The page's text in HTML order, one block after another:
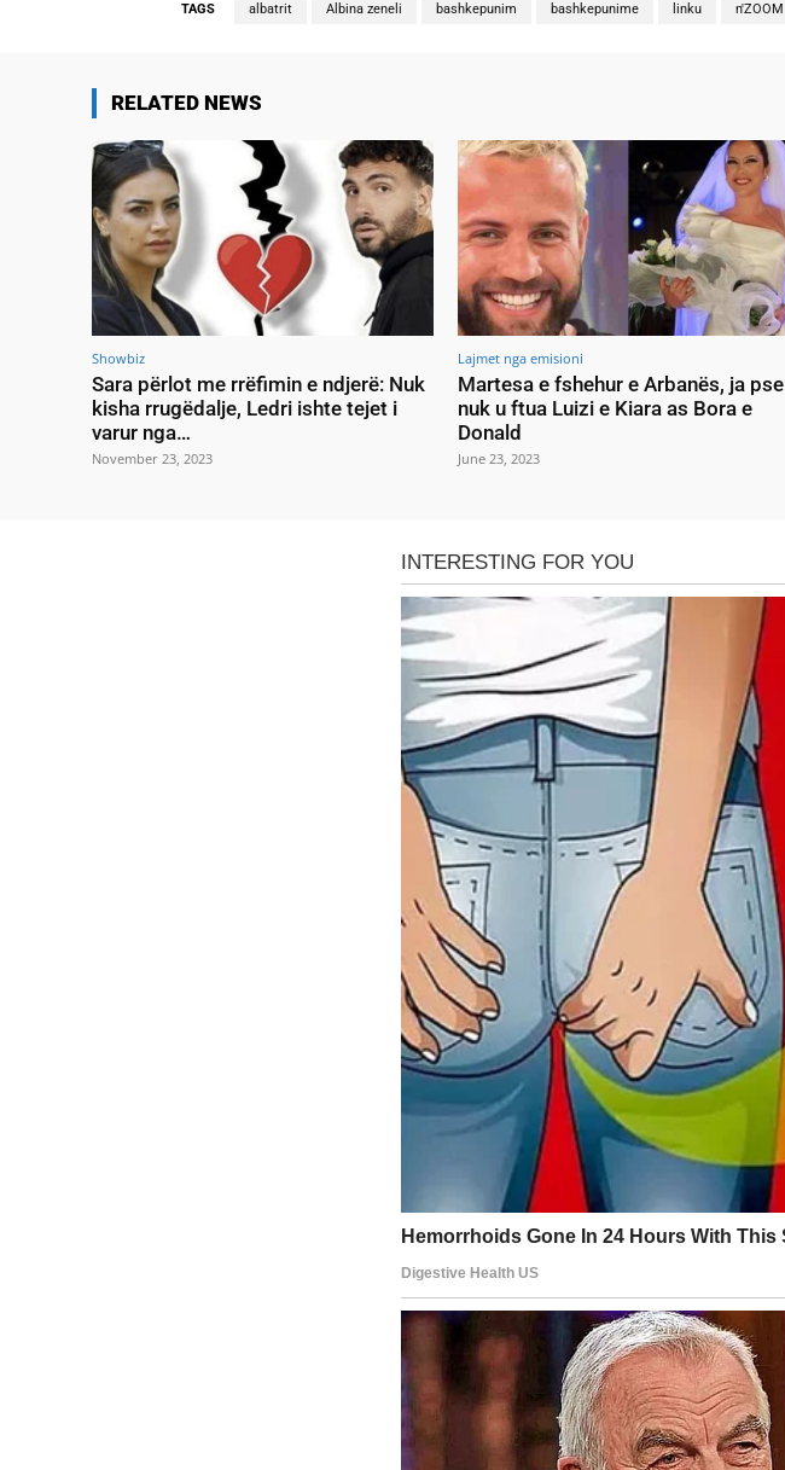
TAGS albatrit Albina zeneli bashkepunim bashkepunime linku n'ZOOM
RELATED NEWS
Showbiz
Sara përlot me rrëfimin e ndjerë: Nuk
kisha rrugëdalje, Ledri ishte tejet i
varur nga…
November 23, 2023
Lajmet nga emisioni
Martesa e fshehur e Arbanës, ja pse
nuk u ftua Luizi e Kiara as Bora e
Donald
June 23, 2023